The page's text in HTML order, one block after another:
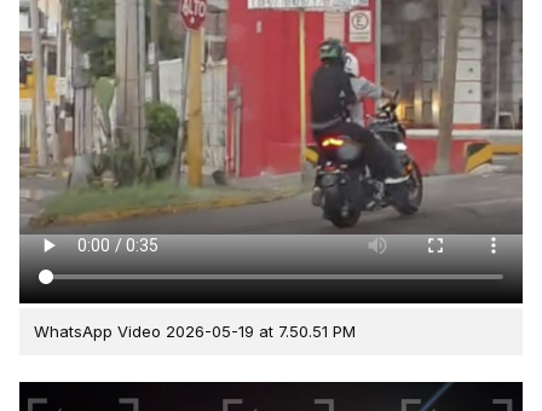
WhatsApp Video 2026-05-19 at 7.50.51 PM